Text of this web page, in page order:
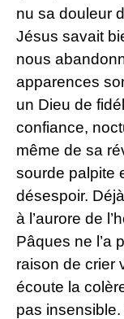
nu sa douleur
Jésus savait
nous
apparences
un Dieu de
confiance,
même de sa
sourde palpite
désespoir.
à l’aurore de
Pâques ne l’a
raison de crier
écoute la
pas insensible.